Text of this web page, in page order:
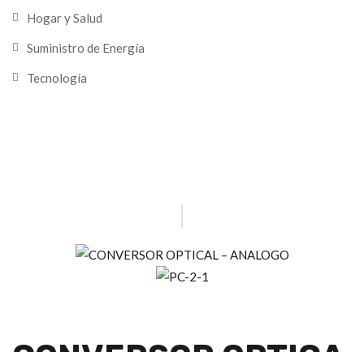
Hogar y Salud
Suministro de Energía
Tecnología